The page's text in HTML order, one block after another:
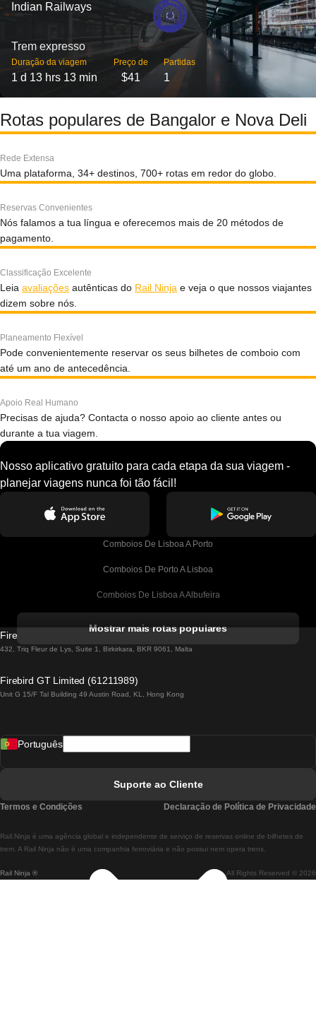
Indian Railways
Trem expresso
Duração da viagem
1 d 13 hrs 13 min
Preço de
$41
Partidas
1
Rotas populares de Bangalor e Nova Deli
Rede Extensa
Uma plataforma, 34+ destinos, 700+ rotas em redor do globo.
Reservas Convenientes
Nós falamos a tua língua e oferecemos mais de 20 métodos de
pagamento.
Classificação Excelente
Leia avaliações autênticas do Rail Ninja e veja o que nossos viajantes
dizem sobre nós.
Planeamento Flexível
Pode convenientemente reservar os seus bilhetes de comboio com
até um ano de antecedência.
Apoio Real Humano
Precisas de ajuda? Contacta o nosso apoio ao cliente antes ou
durante a tua viagem.
Nosso aplicativo gratuito para cada etapa da sua viagem -
planejar viagens nunca foi tão fácil!
Comboios De Lisboa A Porto
Comboios De Porto A Lisboa
Comboios De Lisboa A Albufeira
Comboios De Lisboa A Lagos
Comboios De Lisboa A Madrid
Comboios De Lisboa A Braga
Comboios De Braga A Lisboa
Mostrar mais rotas populares
Firebird GT Limited (OC 1451)
432, Triq Fleur de Lys, Suite 1, Birkirkara, BKR 9061, Malta
Firebird GT Limited (61211989)
Unit G 15/F Tal Building 49 Austin Road, KL, Hong Kong
Rail Ninja ® All Rights Reserved © 2026
Rail.Ninja é uma agência global e independente de serviço de reservas online de bilhetes de
trem. A Rail Ninja não é uma companhia ferroviária e não possui nem opera trens.
Português
Suporte ao Cliente
Termos e Condições Declaração de Política de Privacidade